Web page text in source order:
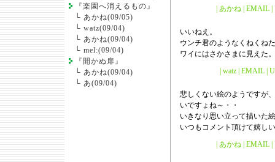
『楽園へ消えるもの』
└ あかね(09/05)
└ watz(09/04)
└ あかね(09/04)
└ mel:(09/04)
『開かぬ扉』
└ あかね(09/04)
└ あ(09/04)
| あかね | EMAIL |
いいねえ。
ウンチ君のようなくねくね
ワイにはさかさまに見えた。
| watz | EMAIL |
悲しくない絵のようですが
いですょね～・・
いきなり思い立って描いた
いつもコメント頂けて嬉し
| あかね | EMAIL |